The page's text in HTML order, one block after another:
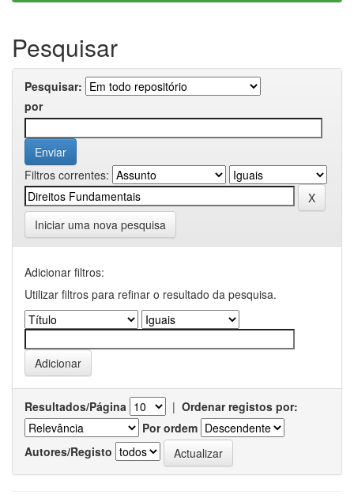
Pesquisar
Pesquisar:
por
Filtros correntes:
Iniciar uma nova pesquisa
Adicionar filtros:
Utilizar filtros para refinar o resultado da pesquisa.
Resultados/Página | Ordenar registos por:
Por ordem
Autores/Registo